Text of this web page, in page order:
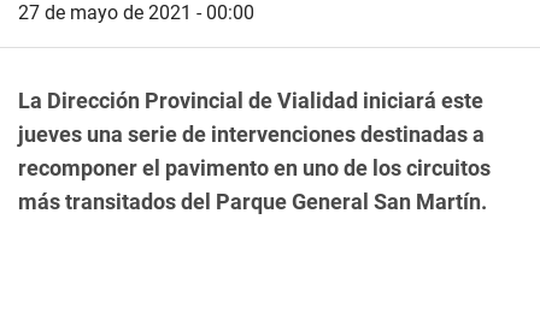
27 de mayo de 2021 - 00:00
La Dirección Provincial de Vialidad iniciará este
jueves una serie de intervenciones destinadas a
recomponer el pavimento en uno de los circuitos
más transitados del Parque General San Martín.